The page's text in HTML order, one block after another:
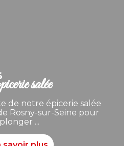
salée
de notre épicerie salée
Rosny-sur-Seine pour
plonger ...